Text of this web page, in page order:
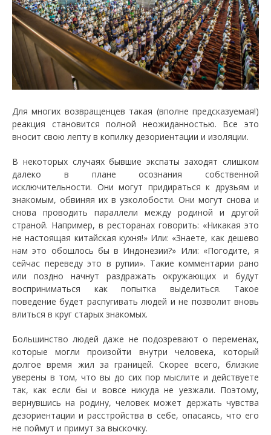
Для многих возвращенцев такая (вполне предсказуемая!)
реакция становится полной неожиданностью. Все это
вносит свою лепту в копилку дезориентации и изоляции.
В некоторых случаях бывшие экспаты заходят слишком
далеко в плане осознания собственной
исключительности. Они могут придираться к друзьям и
знакомым, обвиняя их в узколобости. Они могут снова и
снова проводить параллели между родиной и другой
страной. Например, в ресторанах говорить: «Никакая это
не настоящая китайская кухня!» Или: «Знаете, как дешево
нам это обошлось бы в Индонезии?» Или: «Погодите, я
сейчас переведу это в рупии». Такие комментарии рано
или поздно начнут раздражать окружающих и будут
восприниматься как попытка выделиться. Такое
поведение будет распугивать людей и не позволит вновь
влиться в круг старых знакомых.
Большинство людей даже не подозревают о переменах,
которые могли произойти внутри человека, который
долгое время жил за границей. Скорее всего, близкие
уверены в том, что вы до сих пор мыслите и действуете
так, как если бы и вовсе никуда не уезжали. Поэтому,
вернувшись на родину, человек может держать чувства
дезориентации и расстройства в себе, опасаясь, что его
не поймут и примут за выскочку.